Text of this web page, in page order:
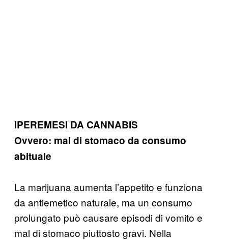
IPEREMESI DA CANNABIS
Ovvero: mal di stomaco da consumo
abituale
La marijuana aumenta l’appetito e funziona
da antiemetico naturale, ma un consumo
prolungato può causare episodi di vomito e
mal di stomaco piuttosto gravi. Nella